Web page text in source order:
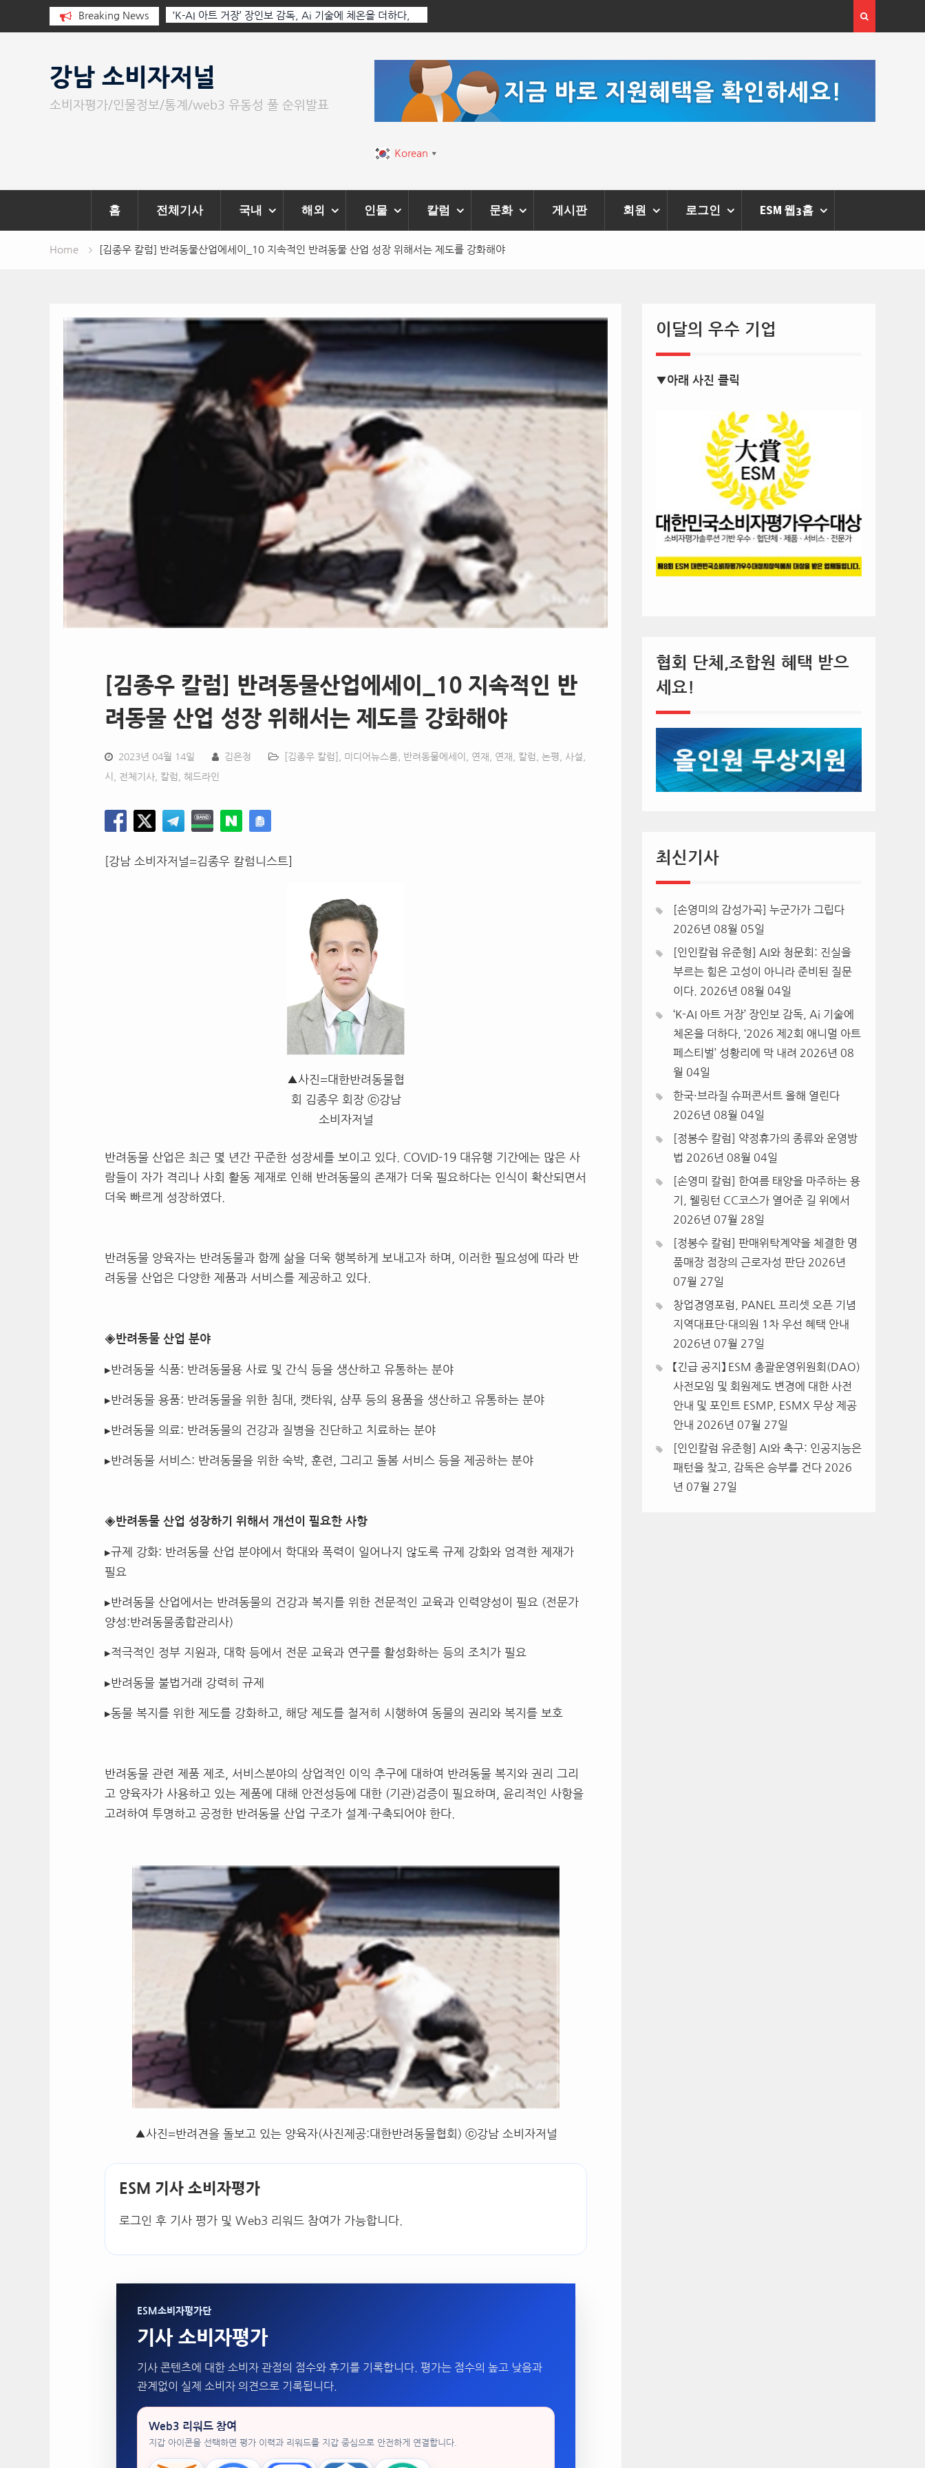
Breaking News
청문회: 진실을 부르는 힘은 고성
이다.
‘K-AI 아트 거장’ 장인보 감독, Ai 기술에 체온을 더하다,
‘2026 제2회 애니멀 아트 페스티벌’ 성황리에 막 내려
[정봉수 칼럼] 약정휴가의 종류와 운영방법
강남 소비자저널
소비자평가/인물정보/통계/web3 유동성 풀 순위발표
Korean ▼
홈 전체기사 국내 해외 인물 칼럼 문화 게시판 회원 로그인 ESM 웹3홈
Home [김종우 칼럼] 반려동물산업에세이_10 지속적인 반려동물 산업 성장 위해서는 제도를 강화해야
[김종우 칼럼] 반려동물산업에세이_10 지속적인 반
려동물 산업 성장 위해서는 제도를 강화해야
2023년 04월 14일 김은정 [김종우 칼럼] 미디어뉴스룸 반려동물에세이 연재 연재, 칼럼, 논평, 사설,
시 전체기사 칼럼 헤드라인
[강남 소비자저널=김종우 칼럼니스트]
▲사진=대한반려동물협
회 김종우 회장 ⓒ강남
소비자저널
반려동물 산업은 최근 몇 년간 꾸준한 성장세를 보이고 있다. COVID-19 대유행 기간에는 많은 사
람들이 자가 격리나 사회 활동 제재로 인해 반려동물의 존재가 더욱 필요하다는 인식이 확산되면서
더욱 빠르게 성장하였다.
반려동물 양육자는 반려동물과 함께 삶을 더욱 행복하게 보내고자 하며, 이러한 필요성에 따라 반
려동물 산업은 다양한 제품과 서비스를 제공하고 있다.
◈반려동물 산업 분야
▸반려동물 식품: 반려동물용 사료 및 간식 등을 생산하고 유통하는 분야
▸반려동물 용품: 반려동물을 위한 침대, 캣타워, 샴푸 등의 용품을 생산하고 유통하는 분야
▸반려동물 의료: 반려동물의 건강과 질병을 진단하고 치료하는 분야
▸반려동물 서비스: 반려동물을 위한 숙박, 훈련, 그리고 돌봄 서비스 등을 제공하는 분야
◈반려동물 산업 성장하기 위해서 개선이 필요한 사항
▸규제 강화: 반려동물 산업 분야에서 학대와 폭력이 일어나지 않도록 규제 강화와 엄격한 제재가
필요
▸반려동물 산업에서는 반려동물의 건강과 복지를 위한 전문적인 교육과 인력양성이 필요 (전문가
양성:반려동물종합관리사)
▸적극적인 정부 지원과, 대학 등에서 전문 교육과 연구를 활성화하는 등의 조치가 필요
▸반려동물 불법거래 강력히 규제
▸동물 복지를 위한 제도를 강화하고, 해당 제도를 철저히 시행하여 동물의 권리와 복지를 보호
반려동물 관련 제품 제조, 서비스분야의 상업적인 이익 추구에 대하여 반려동물 복지와 권리 그리
고 양육자가 사용하고 있는 제품에 대해 안전성등에 대한 (기관)검증이 필요하며, 윤리적인 사항을
고려하여 투명하고 공정한 반려동물 산업 구조가 설계·구축되어야 한다.
▲사진=반려견을 돌보고 있는 양육자(사진제공:대한반려동물협회) ⓒ강남 소비자저널
ESM 기사 소비자평가
로그인 후 기사 평가 및 Web3 리워드 참여가 가능합니다.
ESM소비자평가단
기사 소비자평가
기사 콘텐츠에 대한 소비자 관점의 점수와 후기를 기록합니다. 평가는 점수의 높고 낮음과
관계없이 실제 소비자 의견으로 기록됩니다.
Web3 리워드 참여
지갑 아이콘을 선택하면 평가 이력과 리워드를 지갑 중심으로 안전하게 연결합니다.
이달의 우수 기업
▼아래 사진 클릭
협회 단체,조합원 혜택 받으
세요!
최신기사
[손영미의 감성가곡] 누군가가 그립다
2026년 08월 05일
[인인칼럼 유준형] AI와 청문회: 진실을
부르는 힘은 고성이 아니라 준비된 질문
이다.
2026년 08월 04일
‘K-AI 아트 거장’ 장인보 감독, Ai 기술에
체온을 더하다, ‘2026 제2회 애니멀 아트
페스티벌’ 성황리에 막 내려 2026년 08
월 04일
한국·브라질 슈퍼콘서트 올해 열린다
2026년 08월 04일
[정봉수 칼럼] 약정휴가의 종류와 운영방
법 2026년 08월 04일
[손영미 칼럼] 한여름 태양을 마주하는 용
기, 웰링턴 CC코스가 열어준 길 위에서
2026년 07월 28일
[정봉수 칼럼] 판매위탁계약을 체결한 명
품매장 점장의 근로자성 판단 2026년
07월 27일
창업경영포럼, PANEL 프리셋 오픈 기념
지역대표단·대의원 1차 우선 혜택 안내
2026년 07월 27일
【긴급 공지】 ESM 총괄운영위원회(DAO)
사전모임 및 회원제도 변경에 대한 사전
안내 및 포인트 ESMP, ESMX 무상 제공
안내 2026년 07월 27일
[인인칼럼 유준형] AI와 축구: 인공지능은
패턴을 찾고, 감독은 승부를 건다 2026
년 07월 27일